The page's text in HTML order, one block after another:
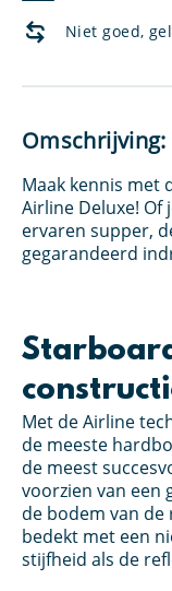
Niet goed,
Omschrijving:
Maak kennis met
Airline Deluxe! Of
ervaren supper,
gegarandeerd
Met de Airline
de meeste
de meest
voorzien van een
de bodem van de
bedekt met een
stijfheid als de